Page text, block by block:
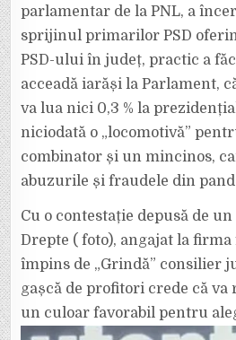
parlamentar de la PNL, a
sprijinul primarilor PSD
PSD-ului în județ, practic a
acceadă iarăși la Parlament,
va lua nici 0,3 % la
niciodată o „locomotivă”
combinator și un mincinos,
abuzurile și fraudele din
Cu o contestație depusă de
Drepte ( foto), angajat la
împins de „Grindă” consilier
gașcă de profitori crede că va
un culoar favorabil pentru